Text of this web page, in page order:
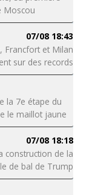
Moscou
07/08 18:43
Francfort et Milan
sur des records
la 7e étape du
le maillot jaune
07/08 18:18
construction de la
de bal de Trump